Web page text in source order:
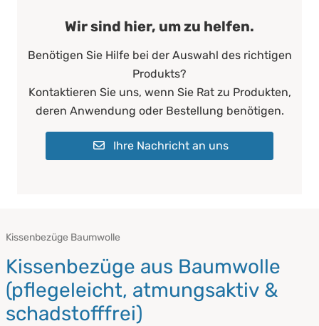
Wir sind hier, um zu helfen.
Benötigen Sie Hilfe bei der Auswahl des richtigen
Produkts?
Kontaktieren Sie uns, wenn Sie Rat zu Produkten,
deren Anwendung oder Bestellung benötigen.
Ihre Nachricht an uns
Kissenbezüge Baumwolle
Kissenbezüge aus Baumwolle
(pflegeleicht, atmungsaktiv &
schadstofffrei)